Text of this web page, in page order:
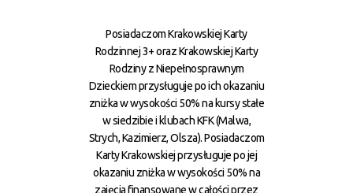
Posiadaczom Krakowskiej Karty
Rodzinnej 3+ oraz Krakowskiej Karty
Rodziny z Niepełnosprawnym
Dzieckiem przysługuje po ich okazaniu
zniżka w wysokości 50% na kursy stałe
w siedzibie i klubach KFK (Malwa,
Strych, Kazimierz, Olsza). Posiadaczom
Karty Krakowskiej przysługuje po jej
okazaniu zniżka w wysokości 50% na
zajęcia finansowane w całości przez